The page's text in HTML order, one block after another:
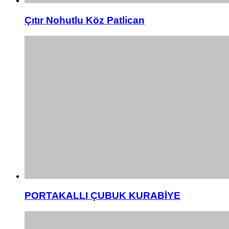
Çıtır Nohutlu Köz Patlican
PORTAKALLI ÇUBUK KURABİYE